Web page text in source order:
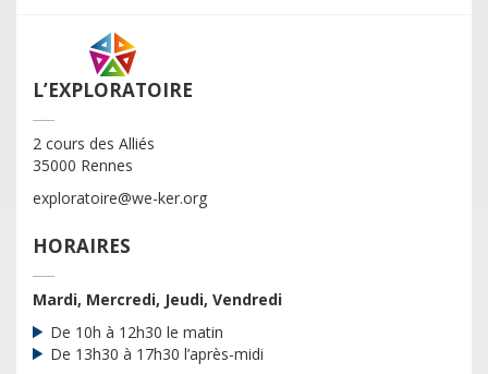
L’EXPLORATOIRE
2 cours des Alliés
35000 Rennes
exploratoire@we-ker.org
HORAIRES
Mardi, Mercredi, Jeudi, Vendredi
De 10h à 12h30 le matin
De 13h30 à 17h30 l’après-midi